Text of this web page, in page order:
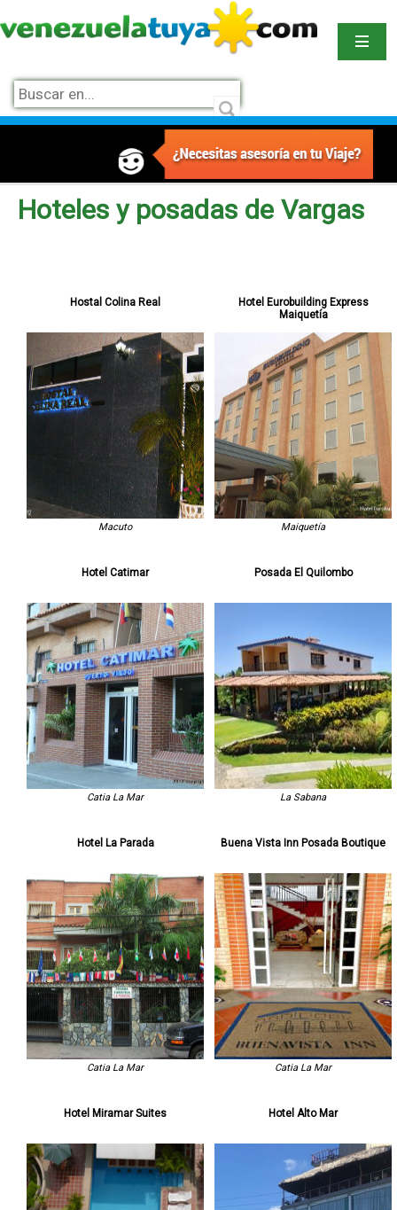
Hoteles y posadas de Vargas
Hotel Catimar
Catia La Mar
Posada El Quilombo
La Sabana
Hotel La Parada
Catia La Mar
Buena Vista Inn Posada Boutique
Catia La Mar
Hostal Colina Real
Macuto
Hotel Miramar Suites
Hotel Eurobuilding Express
Maiquetía
Maiquetía
Hotel Alto Mar